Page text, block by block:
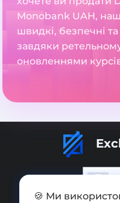
Monobank UAH,
швидкі, безпечні
завдяки
оновленнями
🍪 Ми